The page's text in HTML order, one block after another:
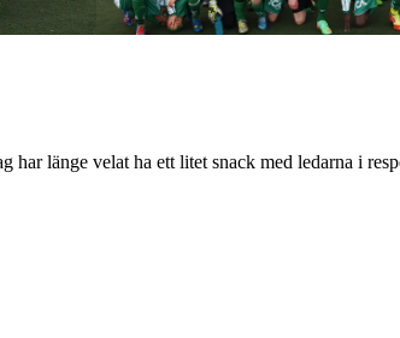
har länge velat ha ett litet snack med ledarna i